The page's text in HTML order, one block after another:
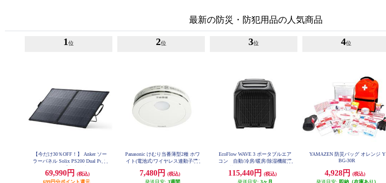
最新の防災・防犯用品の人気商品
1 位
【今だけ30％OFF！】 Anker ソー
ラーパネル Solix PS200 Dual Porta
さ4.8kg/アルミフレーム/10年使え
る長寿命】 AS320011
69,990円
(税込)
699円分ポイント還元
2位
Panasonic けむり当番薄型2種 ホワ
イト(電池式/ワイヤレス連動子機/
02P
7,480円
(税込)
発送目安: 3週間
3位
EcoFlow WAVE 3 ポータブルエア
コン 自動/冷房/暖房/除湿機能搭
115,440円
(税込)
発送目安: 3ヶ月
4位
YAMAZEN 防災バッグ オレンジ Y
BG-30R
4,928円
(税込)
発送目安: 即納（在庫あり）